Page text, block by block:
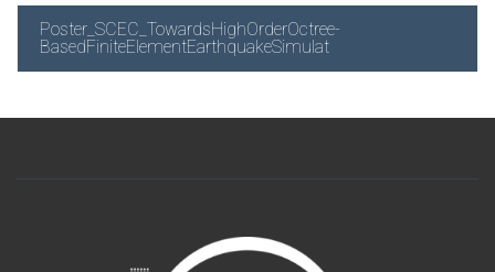
Poster_SCEC_TowardsHighOrderOctree-
BasedFiniteElementEarthquakeSimulat